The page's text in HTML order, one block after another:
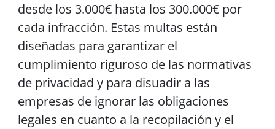
desde los 3.000€ hasta los 300.000€ por
cada infracción. Estas multas están
diseñadas para garantizar el
cumplimiento riguroso de las normativas
de privacidad y para disuadir a las
empresas de ignorar las obligaciones
legales en cuanto a la recopilación y el